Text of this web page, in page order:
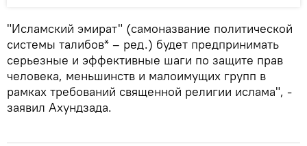
"Исламский эмират" (самоназвание политической
системы талибов* – ред.) будет предпринимать
серьезные и эффективные шаги по защите прав
человека, меньшинств и малоимущих групп в
рамках требований священной религии ислама", -
заявил Ахундзада.